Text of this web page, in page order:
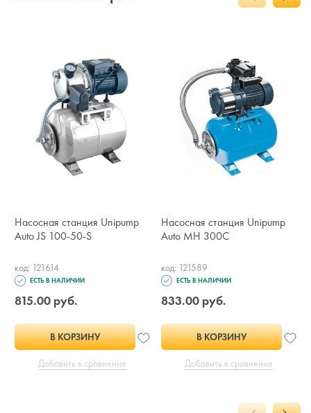
Насосная станция Unipump
Auto JS 100-50-S
код: 121614
ЕСТЬ В НАЛИЧИИ
815.00 руб.
В КОРЗИНУ
Добавить в сравнение
Насосная станция Unipump
Auto MH 300C
код: 121589
ЕСТЬ В НАЛИЧИИ
833.00 руб.
В КОРЗИНУ
Добавить в сравнение